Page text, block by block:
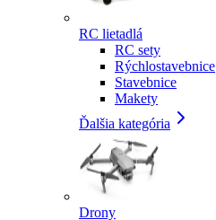
RC lietadlá
RC sety
Rýchlostavebnice
Stavebnice
Makety
Ďalšia kategória
Drony